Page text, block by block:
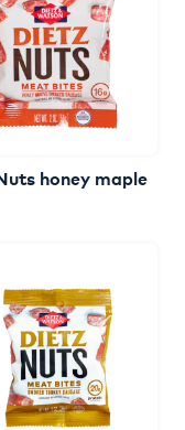
honey maple